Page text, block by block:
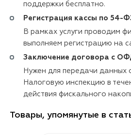
поддержки бесплатно.
Регистрация кассы по 54-
В рамках услуги проводим
выполняем регистрацию на
Заключение договора с
Нужен для передачи данных
Налоговую инспекцию в
действия фискального
Товары, упомянутые в